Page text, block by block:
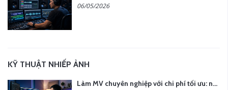
06/05/2026
KỸ THUẬT NHIẾP ẢNH
Làm MV chuyên nghiệp với chi phí tối ưu: nên chọn quay thực tế hay video AI?